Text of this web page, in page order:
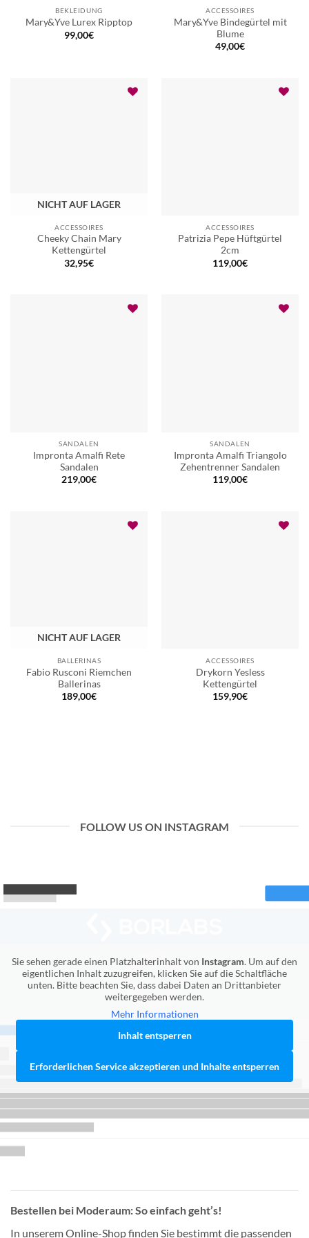
BEKLEIDUNG
Mary&Yve Lurex Ripptop
99,00€
ACCESSOIRES
Mary&Yve Bindegürtel mit
Blume
49,00€
NICHT AUF LAGER
ACCESSOIRES
Cheeky Chain Mary
Kettengürtel
32,95€
ACCESSOIRES
Patrizia Pepe Hüftgürtel
2cm
119,00€
SANDALEN
Impronta Amalfi Rete
Sandalen
219,00€
SANDALEN
Impronta Amalfi Triangolo
Zehentrenner Sandalen
119,00€
NICHT AUF LAGER
BALLERINAS
Fabio Rusconi Riemchen
Ballerinas
189,00€
ACCESSOIRES
Drykorn Yesless
Kettengürtel
159,90€
FOLLOW US ON INSTAGRAM
Sie sehen gerade einen Platzhalterinhalt von Instagram. Um auf den
eigentlichen Inhalt zuzugreifen, klicken Sie auf die Schaltfläche
unten. Bitte beachten Sie, dass dabei Daten an Drittanbieter
weitergegeben werden.
Mehr Informationen
Inhalt entsperren
Erforderlichen Service akzeptieren und Inhalte entsperren
Bestellen bei Moderaum: So einfach geht’s!
In unserem Online-Shop finden Sie bestimmt die passenden